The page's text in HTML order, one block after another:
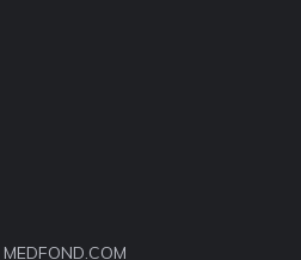
MEDFOND.COM